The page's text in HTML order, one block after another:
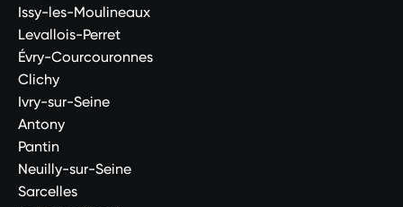
Issy-les-Moulineaux
Levallois-Perret
Évry-Courcouronnes
Clichy
Ivry-sur-Seine
Antony
Pantin
Neuilly-sur-Seine
Sarcelles